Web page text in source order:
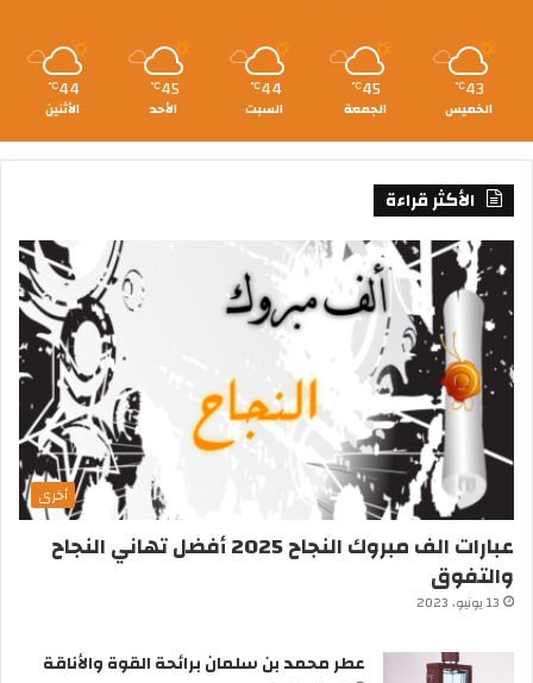
43
℃
الخميس
45
℃
الجمعة
44
℃
السبت
45
℃
الأحد
44
℃
الأثنين
الأكثر قراءة
أخرى
عبارات الف مبروك النجاح 2025 أفضل تهاني النجاح
والتفوق
13 يونيو، 2023
عطر محمد بن سلمان برائحة القوة والأناقة